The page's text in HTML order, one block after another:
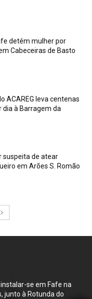
detém mulher por
Cabeceiras de Basto
ACAREG leva centenas
dia à Barragem da
suspeita de atear
em Arões S. Romão
se em Fafe na
junto à Rotunda do